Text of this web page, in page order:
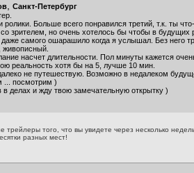
, Санкт-Петербург
ролики. Больше всего понравился третий, т.к. ты
зрителем, но очень хотелось бы чтобы в будущих
самого ошарашило когда я услышал. Без него
живописный.
насчет длительности. Пол минуты кажется
реальность хотя бы на 5, лучше 10 мин.
не путешествую. Возможно в недалеком
... посмотрим )
делах и жду твою замечательную открытку )
трейлеры того, что вы увидете через несколько
разных мест!